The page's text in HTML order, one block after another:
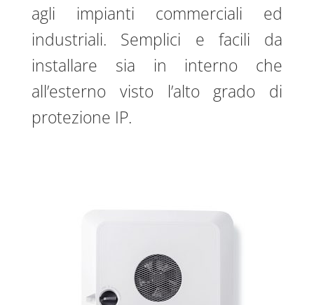
agli impianti commerciali ed
industriali. Semplici e facili da
installare sia in interno che
all’esterno visto l’alto grado di
protezione IP.